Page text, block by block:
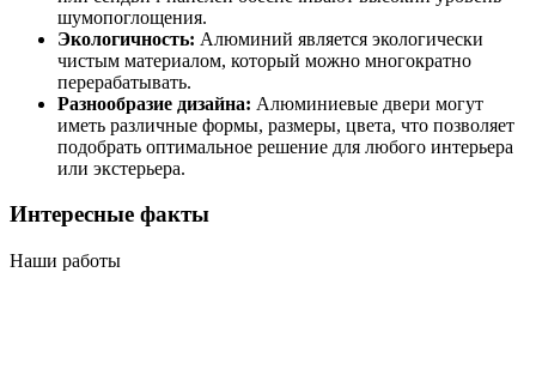
шумопоглощения.
Экологичность: Алюминий является экологически
чистым материалом, который можно многократно
перерабатывать.
Разнообразие дизайна: Алюминиевые двери могут
иметь различные формы, размеры, цвета, что позволяет
подобрать оптимальное решение для любого интерьера
или экстерьера.
Интересные факты
Наши работы